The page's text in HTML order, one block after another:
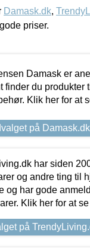
Damask.dk,
priser.
Damask er
finder du produkter
Klik her for at
på Damask.dk
har siden
og andre ting til
og har gode
Klik her for at
på